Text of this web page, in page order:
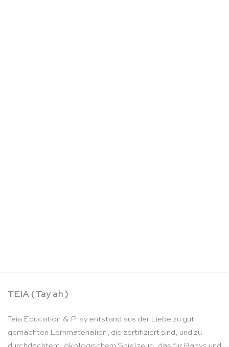
TEIA ( Tay ah )
Teia Education & Play entstand aus der Liebe zu gut
gemachten Lernmaterialien, die zertifiziert sind, und zu